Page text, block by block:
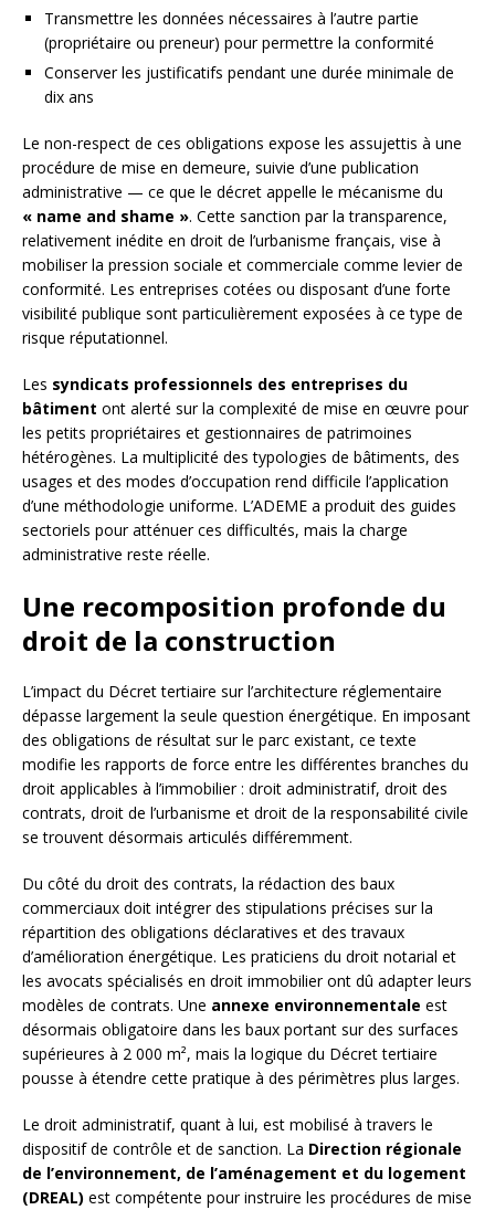
Transmettre les données nécessaires à l’autre partie
(propriétaire ou preneur) pour permettre la conformité
Conserver les justificatifs pendant une durée minimale de
dix ans
Le non-respect de ces obligations expose les assujettis à une
procédure de mise en demeure, suivie d’une publication
administrative — ce que le décret appelle le mécanisme du
« name and shame ». Cette sanction par la transparence,
relativement inédite en droit de l’urbanisme français, vise à
mobiliser la pression sociale et commerciale comme levier de
conformité. Les entreprises cotées ou disposant d’une forte
visibilité publique sont particulièrement exposées à ce type de
risque réputationnel.
Les syndicats professionnels des entreprises du
bâtiment ont alerté sur la complexité de mise en œuvre pour
les petits propriétaires et gestionnaires de patrimoines
hétérogènes. La multiplicité des typologies de bâtiments, des
usages et des modes d’occupation rend difficile l’application
d’une méthodologie uniforme. L’ADEME a produit des guides
sectoriels pour atténuer ces difficultés, mais la charge
administrative reste réelle.
Une recomposition profonde du
droit de la construction
L’impact du Décret tertiaire sur l’architecture réglementaire
dépasse largement la seule question énergétique. En imposant
des obligations de résultat sur le parc existant, ce texte
modifie les rapports de force entre les différentes branches du
droit applicables à l’immobilier : droit administratif, droit des
contrats, droit de l’urbanisme et droit de la responsabilité civile
se trouvent désormais articulés différemment.
Du côté du droit des contrats, la rédaction des baux
commerciaux doit intégrer des stipulations précises sur la
répartition des obligations déclaratives et des travaux
d’amélioration énergétique. Les praticiens du droit notarial et
les avocats spécialisés en droit immobilier ont dû adapter leurs
modèles de contrats. Une annexe environnementale est
désormais obligatoire dans les baux portant sur des surfaces
supérieures à 2 000 m², mais la logique du Décret tertiaire
pousse à étendre cette pratique à des périmètres plus larges.
Le droit administratif, quant à lui, est mobilisé à travers le
dispositif de contrôle et de sanction. La Direction régionale
de l’environnement, de l’aménagement et du logement
(DREAL) est compétente pour instruire les procédures de mise